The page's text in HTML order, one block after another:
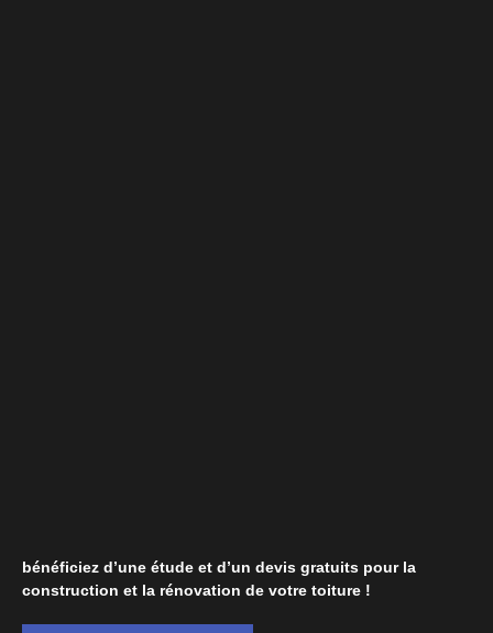
bénéficiez d’une étude et d’un devis gratuits pour la
construction et la rénovation de votre toiture !